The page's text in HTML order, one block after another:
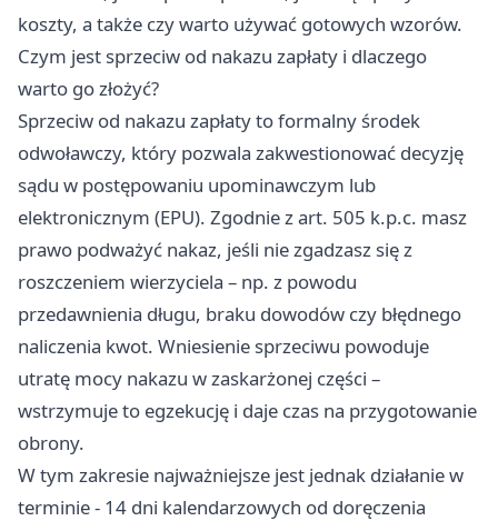
koszty, a także czy warto używać gotowych wzorów.
Czym jest sprzeciw od nakazu zapłaty i dlaczego
warto go złożyć?
Sprzeciw od nakazu zapłaty to formalny środek
odwoławczy, który pozwala zakwestionować decyzję
sądu w postępowaniu upominawczym lub
elektronicznym (EPU). Zgodnie z art. 505 k.p.c. masz
prawo podważyć nakaz, jeśli nie zgadzasz się z
roszczeniem wierzyciela – np. z powodu
przedawnienia długu, braku dowodów czy błędnego
naliczenia kwot. Wniesienie sprzeciwu powoduje
utratę mocy nakazu w zaskarżonej części –
wstrzymuje to egzekucję i daje czas na przygotowanie
obrony.
W tym zakresie najważniejsze jest jednak działanie w
terminie - 14 dni kalendarzowych od doręczenia